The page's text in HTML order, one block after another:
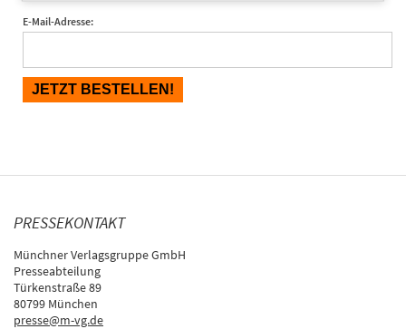
E-Mail-Adresse:
PRESSEKONTAKT
Münchner Verlagsgruppe GmbH
Presseabteilung
Türkenstraße 89
80799 München
presse@m-vg.de